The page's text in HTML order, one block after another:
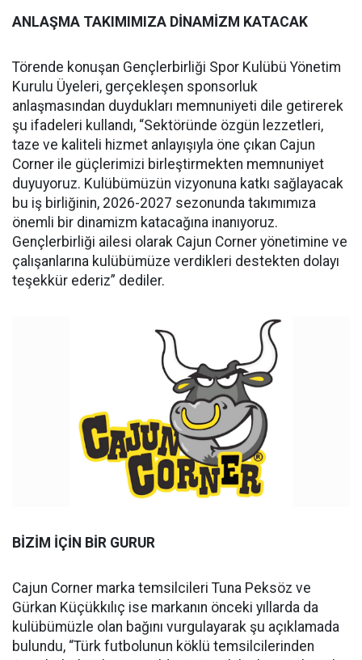
ANLAŞMA TAKIMIMIZA DİNAMİZM KATACAK
Törende konuşan Gençlerbirliği Spor Kulübü Yönetim
Kurulu Üyeleri, gerçekleşen sponsorluk
anlaşmasından duydukları memnuniyeti dile getirerek
şu ifadeleri kullandı, “Sektöründe özgün lezzetleri,
taze ve kaliteli hizmet anlayışıyla öne çıkan Cajun
Corner ile güçlerimizi birleştirmekten memnuniyet
duyuyoruz. Kulübümüzün vizyonuna katkı sağlayacak
bu iş birliğinin, 2026-2027 sezonunda takımımıza
önemli bir dinamizm katacağına inanıyoruz.
Gençlerbirliği ailesi olarak Cajun Corner yönetimine ve
çalışanlarına kulübümüze verdikleri destekten dolayı
teşekkür ederiz” dediler.
BİZİM İÇİN BİR GURUR
Cajun Corner marka temsilcileri Tuna Peksöz ve
Gürkan Küçükkılıç ise markanın önceki yıllarda da
kulübümüzle olan bağını vurgulayarak şu açıklamada
bulundu, “Türk futbolunun köklü temsilcilerinden